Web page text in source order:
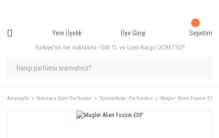
Türkiye'nin her noktasına 1500 TL ve üzeri Kargo ÜCRETSİZ!
Yeni Üyelik Üye Girişi Sepetim
Anasayfa Notalara Göre Parfümler Sümbülteber Parfümleri Mugler Alien Fusion EDP